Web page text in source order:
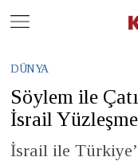
DÜNYA
Söylem ile
İsrail
İsrail ile